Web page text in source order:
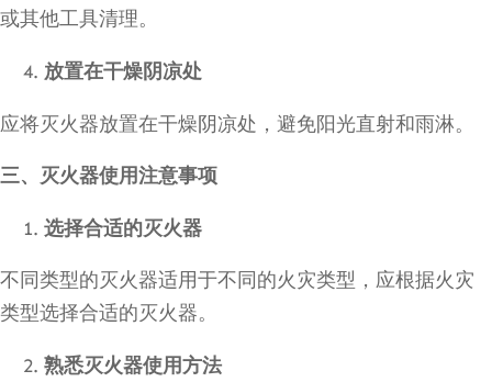
或其他工具清理。
放置在干燥阴凉处
应将灭火器放置在干燥阴凉处，避免阳光直射和雨淋。
三、灭火器使用注意事项
选择合适的灭火器
不同类型的灭火器适用于不同的火灾类型，应根据火灾
类型选择合适的灭火器。
熟悉灭火器使用方法